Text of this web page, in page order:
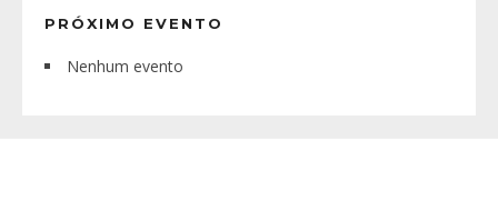
PRÓXIMO EVENTO
Nenhum evento